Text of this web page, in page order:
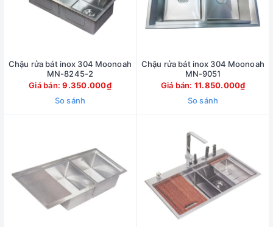
Chậu rửa bát inox 304 Moonoah
MN-8245-2
Giá bán:9.350.000₫
So sánh
Chậu rửa bát inox 304 Moonoah
MN-9051
Giá bán: 11.850.000₫
So sánh